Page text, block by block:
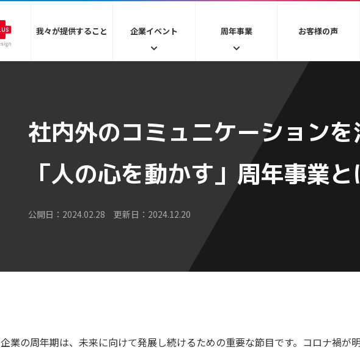
我々が提供すること 企業イベント 周年事業 お客様の声
社内外のコミュニケーション
「人の心を動かす」周年事業と
公開日：2024.02.28 更新日：2024.12.20
企業の周年期は、未来に向けて発展し続けるための重要な節目です。コロナ禍が